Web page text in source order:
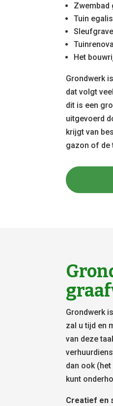
Zwembad
Tuin
Het
Grondwerk
dat volgt
dit is een
uitgevoerd
krijgt van
gazon of de
Grondwerk
zal u tijd en
van deze
dan ook
kunt
Creatief en